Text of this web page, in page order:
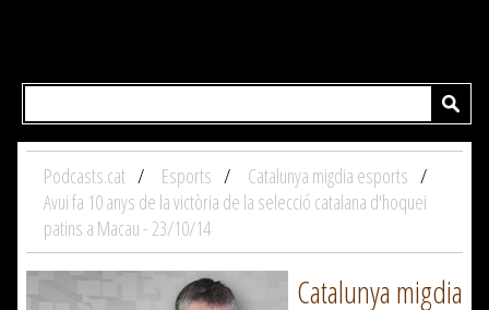
Podcasts.cat Esports
Catalunya migdia esports
Avui fa 10 anys de la victòria de la selecció catalana d'hoquei
patins a Macau - 23/10/14
Catalunya migdia